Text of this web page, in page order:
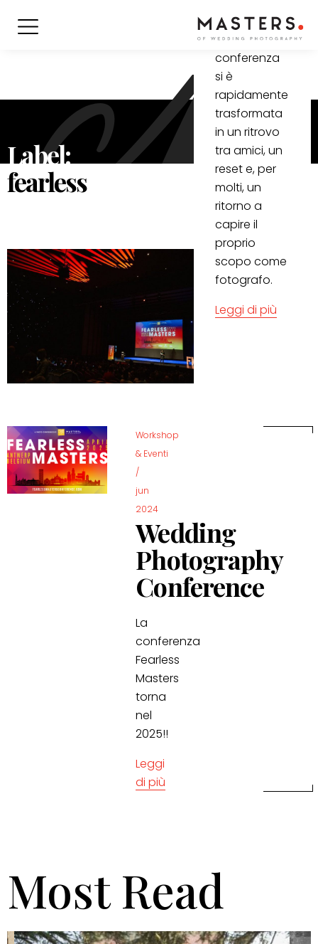
Label:
fearless
era iniziata
come una
conferenza
si è
rapidamente
trasformata
in un ritrovo
tra amici, un
reset e, per
molti, un
ritorno a
capire il
proprio
scopo come
fotografo.
Leggi di più
Workshop
& Eventi
/
jun
2024
Wedding
Photography
Conference
La
conferenza
Fearless
Masters
torna
nel
2025!!
Leggi
di più
Most Read